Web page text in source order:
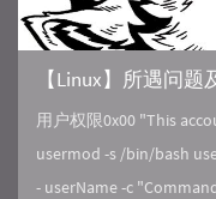
【Linux】所遇问题
用户权限0x00 "This
usermod -s /bin/bash
- userName -c